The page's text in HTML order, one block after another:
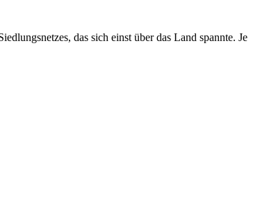
das sich einst über das Land spannte. Je